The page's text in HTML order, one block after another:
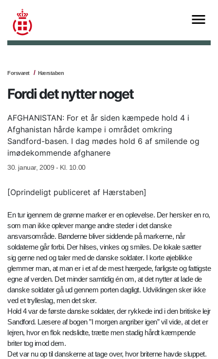
Forsvaret Hærstaben
Fordi det nytter noget
AFGHANISTAN: For et år siden kæmpede hold 4 i
Afghanistan hårde kampe i området omkring
Sandford-basen. I dag mødes hold 6 af smilende og
imødekommende afghanere
30. januar, 2009 - Kl. 10.00
[Oprindeligt publiceret af Hærstaben]
En tur igennem de grønne marker er en oplevelse. Der hersker en ro,
som man ikke oplever mange andre steder i det danske
ansvarsområde. Bønderne bliver siddende på markerne, når
soldaterne går forbi. Der hilses, vinkes og smiles. De lokale sætter
sig gerne ned og taler med de danske soldater. I korte øjeblikke
glemmer man, at man er i et af de mest hærgede, farligste og fattigste
egne af verden. Det minder samtidig én om, at det nytter at lade de
danske soldater gå ud gennem porten dagligt. Udviklingen sker ikke
ved et trylleslag, men det sker.
Hold 4 var de første danske soldater, der rykkede ind i den britiske lejr
Sandford. Læsere af bogen ”I morgen angriber igen” vil vide, at det er
lejren, hvor en flok nedslidte, trætte men stadig hårdt kæmpende
briter tog imod dem.
Det var nu op til danskerne at tage over, hvor briterne havde sluppet.